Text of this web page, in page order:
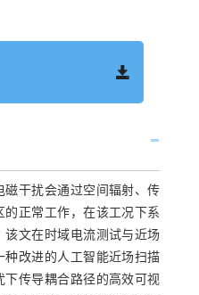
干扰会通过空间辐射、传
正常工作，在该工况下系
文在时域电流测试与近场
改进的人工智能近场扫描
传导耦合路径的高效可视